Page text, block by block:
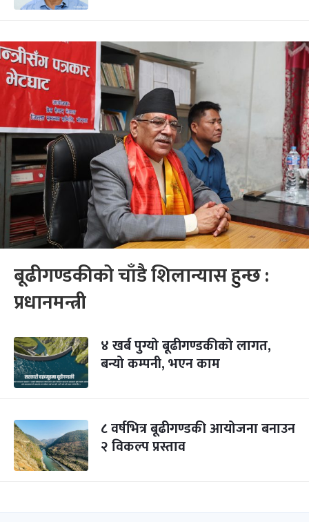
बूढीगण्डकीको चाँडै शिलान्यास हुन्छ :
प्रधानमन्त्री
४ खर्ब पुग्यो बूढीगण्डकीको लागत,
बन्यो कम्पनी, भएन काम
८ वर्षभित्र बूढीगण्डकी आयोजना बनाउन
२ विकल्प प्रस्ताव